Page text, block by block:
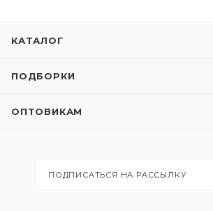
КАТАЛОГ
ПОДБОРКИ
ОПТОВИКАМ
ПОДПИСАТЬСЯ НА РАССЫЛКУ